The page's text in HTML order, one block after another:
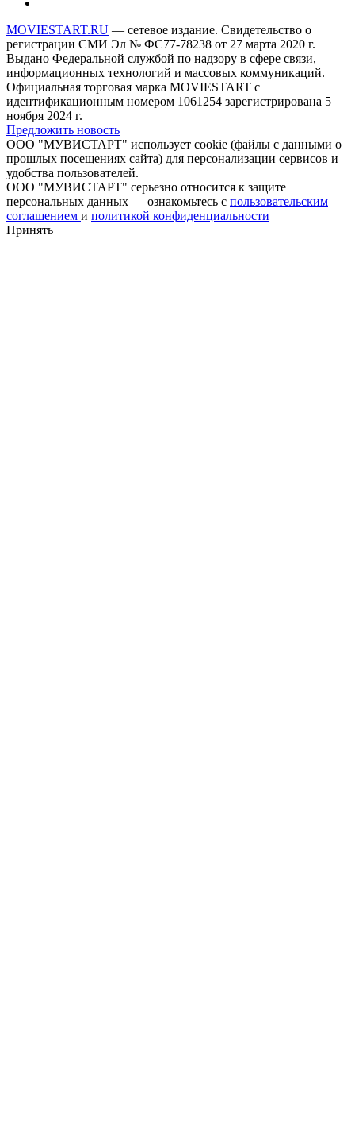
MOVIESTART.RU — сетевое издание. Свидетельство о
регистрации СМИ Эл № ФС77-78238 от 27 марта 2020 г.
Выдано Федеральной службой по надзору в сфере связи,
информационных технологий и массовых коммуникаций.
Официальная торговая марка MOVIESTART с
идентификационным номером 1061254 зарегистрирована 5
ноября 2024 г.
Предложить новость
ООО "МУВИСТАРТ" использует cookie (файлы с данными о
прошлых посещениях сайта) для персонализации сервисов и
удобства пользователей.
ООО "МУВИСТАРТ" серьезно относится к защите
персональных данных — ознакомьтесь с пользовательским
соглашением и политикой конфиденциальности
Принять